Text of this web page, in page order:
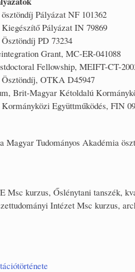
Pályázat NF 101362
Pályázat IN 79869
PD 73234
Grant, MC-ER-041088
Fellowship, MEIFT-CT-
OTKA D45947
Brit-Magyar Kétoldalú
Együttműködés, FIN
Magyar Tudományos Akadémia
Msc kurzus, Őslénytani tanszék,
Intézet Msc kurzus,